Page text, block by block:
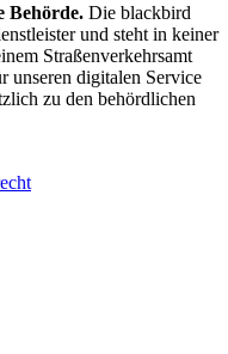
Behörde. Die blackbird
und steht in keiner
Straßenverkehrsamt
unseren digitalen Service
zu den behördlichen